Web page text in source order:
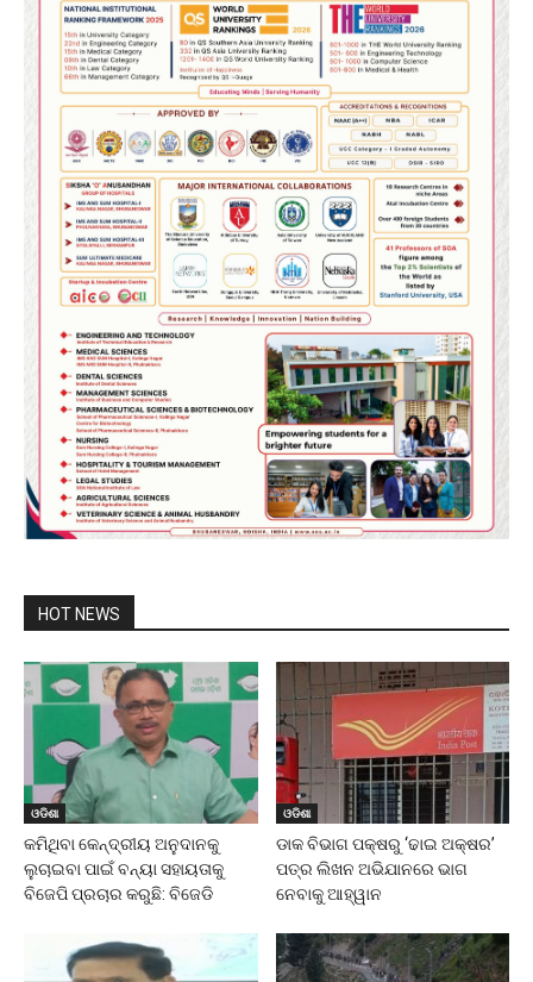
HOT NEWS
ଓଡିଶା
କମିଥିବା କେନ୍ଦ୍ରୀୟ ଅନୁଦାନକୁ
ଲୁଚାଇବା ପାଇଁ ବନ୍ୟା ସହାୟତାକୁ
ବିଜେପି ପ୍ରଚାର କରୁଛି: ବିଜେଡି
ଓଡିଶା
ଡାକ ବିଭାଗ ପକ୍ଷରୁ ‘ଢାଇ ଅକ୍ଷର’
ପତ୍ର ଲିଖନ ଅଭିଯାନରେ ଭାଗ
ନେବାକୁ ଆହ୍ୱାନ